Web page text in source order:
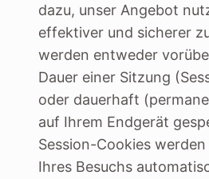
dazu, unser Angebot
effektiver und sicherer
werden entweder
Dauer einer Sitzung
oder dauerhaft
auf Ihrem Endgerät
Session-Cookies
Ihres Besuchs